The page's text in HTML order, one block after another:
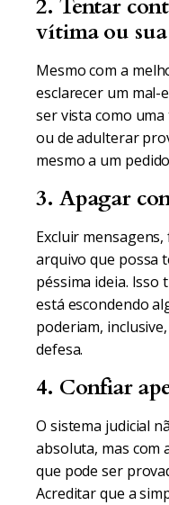
2. Tentar
vítima ou
Mesmo com a
esclarecer um mal-
ser vista como
ou de adulterar
mesmo a um
3. Apagar
Excluir
arquivo que possa
péssima ideia. Isso
está escondendo
poderiam,
defesa.
4. Confiar
O sistema judicial
absoluta, mas com
que pode ser
Acreditar que a